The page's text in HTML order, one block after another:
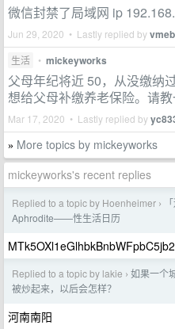
微信封禁了局域网 ip
Jun 29, 2020 • Lastly replied by
生活 • mickeyworks
父母年纪将近 50，从没缴纳
想给父母补缴养老保险。请教
Mar 17, 2020 • Lastly replied by
» More topics by mickeyworks
mickeyworks's recent replies
Replied to a topic by Hoenheimer ›
Aphrodite——性生活日历
Replied to a topic by lakie › 如果一个
被炒起来，以后会怎样？
河南南阳